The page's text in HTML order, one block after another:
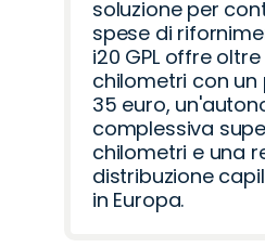
soluzione per
spese di
i20 GPL offre
chilometri con un
35 euro,
complessiva
chilometri e una
distribuzione
in Europa.